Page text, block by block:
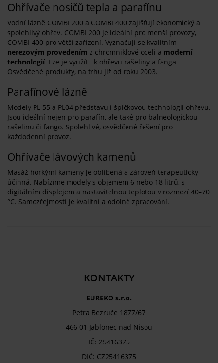
Ohřívače nosičů tepla a parafínu
Vodní lázně COMBI 200 a COMBI 400 zajišťují ekonomický a
spolehlivý ohřev. COMBI 200 je ideální pro menší provozy,
COMBI 400 pro větší zařízení. Vyznačují se kvalitním
nerezovým provedením z chromniklové oceli a moderní
technologií. Lze je využít i k ohřevu rašeliny a fanga.
Osvědčené produkty, na trhu již od roku 2003.
Parafínové lázně
Modely PL 55 a PL04 představují špičkovou technologii ohřevu.
Jsou ideální nejen pro parafín, ale také pro balneologickou
rašelinu či fango. Spolehlivé, osvědčené řešení pro
každodenní provoz.
Ohřívače lávových kamenů
Masáž horkými kameny je oblíbená a zároveň terapeuticky
účinná. Nabízíme modely s objemem 6 nebo 18 litrů, s
digitálním displejem a nastavitelnou teplotou v rozmezí 40–70
°C. Samozřejmostí je kvalitní a odolné zpracování.
KONTAKTY
EUREKO s.r.o.
Petra Bezruče 1877/67
466 01 Jablonec nad Nisou
IČ: 25416375
DIČ: CZ25416375